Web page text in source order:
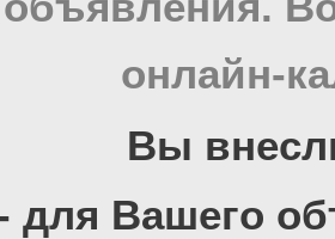
онлайн-
Вы
для Вашего